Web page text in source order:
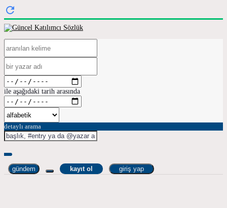
ile aşağıdaki tarih arasında
detaylı arama
gündem kayıt ol giriş yap